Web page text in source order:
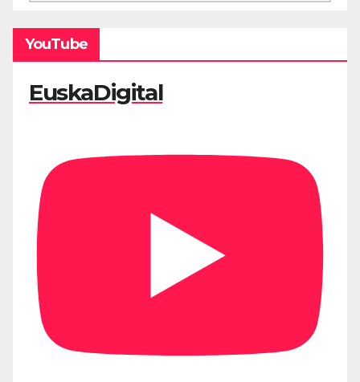
YouTube
EuskaDigital